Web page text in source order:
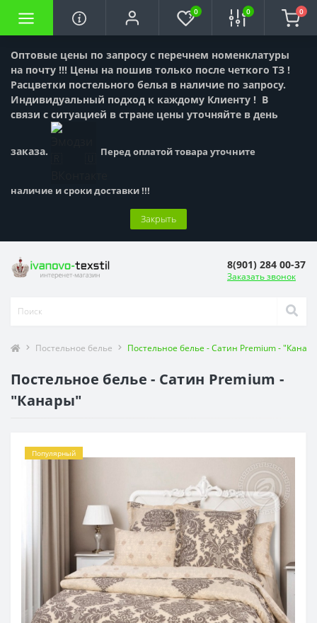
Оптовые цены по запросу с перечнем номенклатуры
на почту !!! Цены на пошив только после четкого ТЗ !
Расцветки постельного белья в наличие по запросу.
Индивидуальный подход к каждому Клиенту ! В
связи с ситуацией в стране цены уточняйте в день
заказа. Перед оплатой товара уточните
наличие и сроки доставки !!!
Закрыть
0 0 0
8(901) 284 00-37
Заказать звонок
Постельное белье Постельное белье - Сатин Premium -
Постельное белье - Сатин Premium -
"Канары"
Популярный